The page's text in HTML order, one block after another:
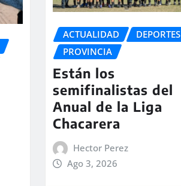
ACTUALIDAD
DEPORTES
PROVINCIA
Están los
semifinalistas del
Anual de la Liga
Chacarera
Hector Perez
Ago 3, 2026